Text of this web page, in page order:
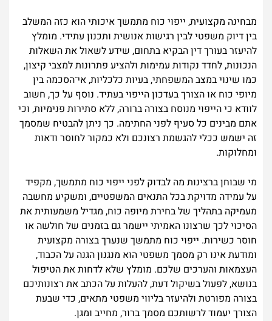
מבחינה מקצועית, ייפוי כוח מתמשך איכותי הוא כזה המשלב
בין דיוק משפטי לבין רגישות אנושית ותכנון עתידי. מומלץ
להיעזר בעורך דין הבקיא בתחום, שידע לשאול את השאלות
הנכונות, לחדד נקודות עמימות ולהציע פתרונות למצבי קיצון,
כמו שינוי במצב המשפחתי, בעיות כלכליות, אי־הסכמה בין
מיופי כוח או הצורך בעדכון הייפוי בעתיד. נוסף על כך, חשוב
לוודא כי הייפוי מנוסח בצורה ברורה, ללא סתירות פנימיות, וכי
אתם מבינים כל סעיף לפני החתימה. כך ניתן להבטיח שמסמך
זה ישמש ככלי להגשמת רצונכם ולא כמקור לחוסר ודאות
ומחלוקות.
מי שבוחן ברצינות מה לבדוק לפני ייפוי כוח מתמשך, מקפיד
על עמידה מדויקת בכל התנאים המשפטיים, ומשקיע מחשבה
מעמיקה בתהליך של בחירת מיופה כוח, מגדיל משמעותית את
הסיכוי לכך שרצונו האמיתי יישמר גם בזמנים של חולשה או
חוסר כשירות. ייפוי כוח מתמשך שנערך בצורה מקצועית
ומודעת אינו רק מסמך משפטי הוא מנגנון הגנה על הכבוד,
העצמאות והערכים שלכם. מומלץ שלא לדחות את הטיפול
בנושא, לפעול בשיקול דעת, להעלות על הכתב את רצונותיכם
בצורה מפורטת ולהיעזר בליווי משפטי מתאים, כדי שבעת
הצורך יעמוד לרשותכם מסמך ברור, מחייב ומגן.